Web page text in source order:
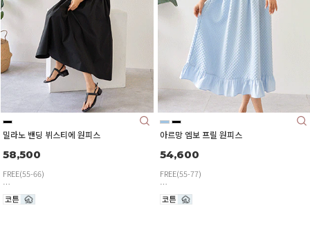
밀라노 밴딩 뷔스티에 원피스
58,500
FREE(55-66)
아르망 엠보 프릴 원피스
54,600
FREE(55-77)